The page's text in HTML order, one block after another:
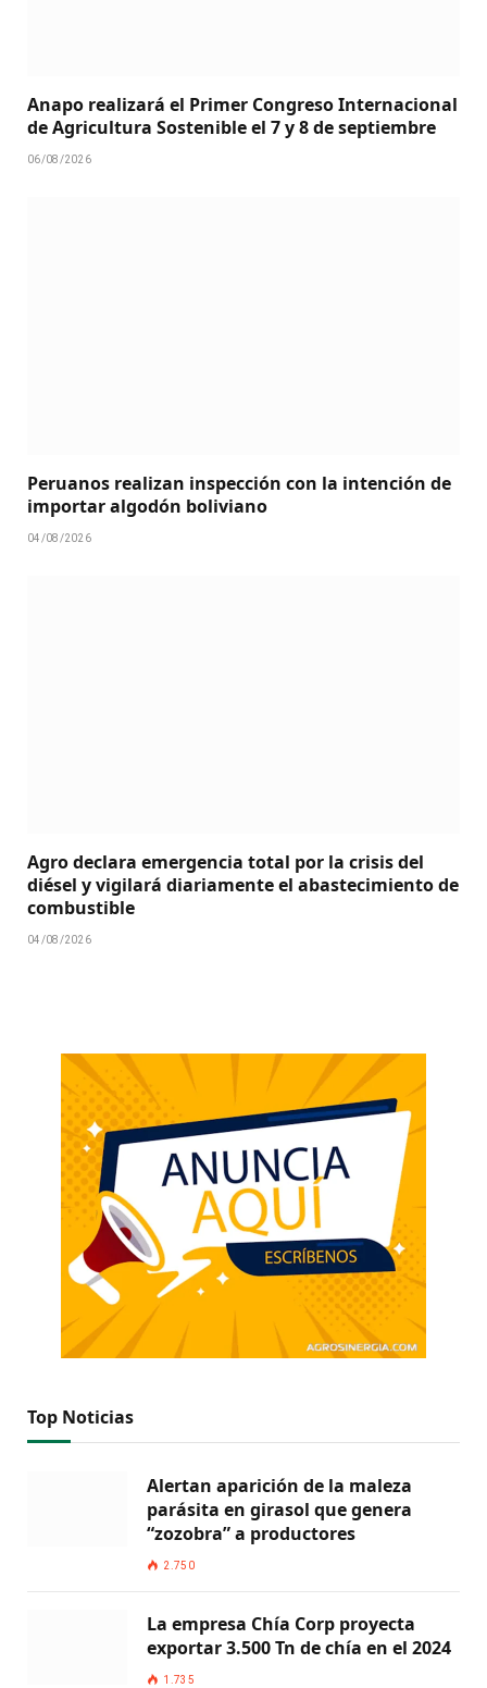
Anapo realizará el Primer Congreso Internacional
de Agricultura Sostenible el 7 y 8 de septiembre
06/08/2026
Peruanos realizan inspección con la intención de
importar algodón boliviano
04/08/2026
Agro declara emergencia total por la crisis del
diésel y vigilará diariamente el abastecimiento de
combustible
04/08/2026
Top Noticias
Alertan aparición de la maleza
parásita en girasol que genera
“zozobra” a productores
2.750
La empresa Chía Corp proyecta
exportar 3.500 Tn de chía en el 2024
1.735